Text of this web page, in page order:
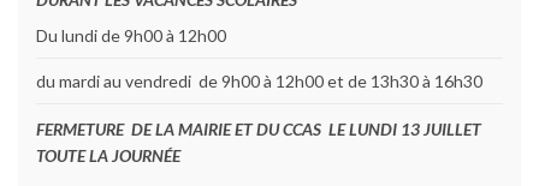
Du lundi de 9h00 à 12h00
du mardi au vendredi de 9h00 à 12h00 et de 13h30 à 16h30
FERMETURE DE LA MAIRIE ET DU CCAS LE LUNDI 13 JUILLET
TOUTE LA JOURNÉE